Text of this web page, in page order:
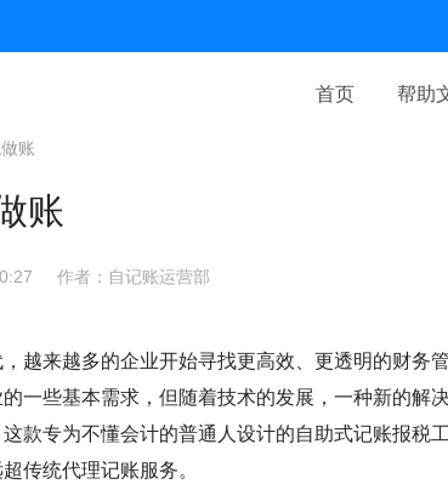
首页 帮助
账
账
作者：自记账运营部
越来越多的企业开始寻找更高效、更透明的财务
一些基本需求，但随着技术的发展，一种新的
款专为不懂会计的普通人设计的自助式记账报税
传统代理记账服务。